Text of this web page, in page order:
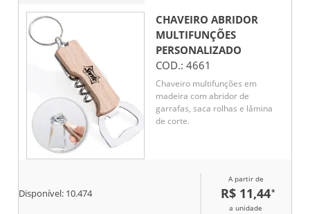
CHAVEIRO ABRIDOR
MULTIFUNÇÕES
PERSONALIZADO
COD.: 4661
Chaveiro multifunções em
madeira com abridor de
garrafas, saca rolhas e lâmina
de corte.
Disponível: 10.474
A partir de
R$ 11,44*
a unidade